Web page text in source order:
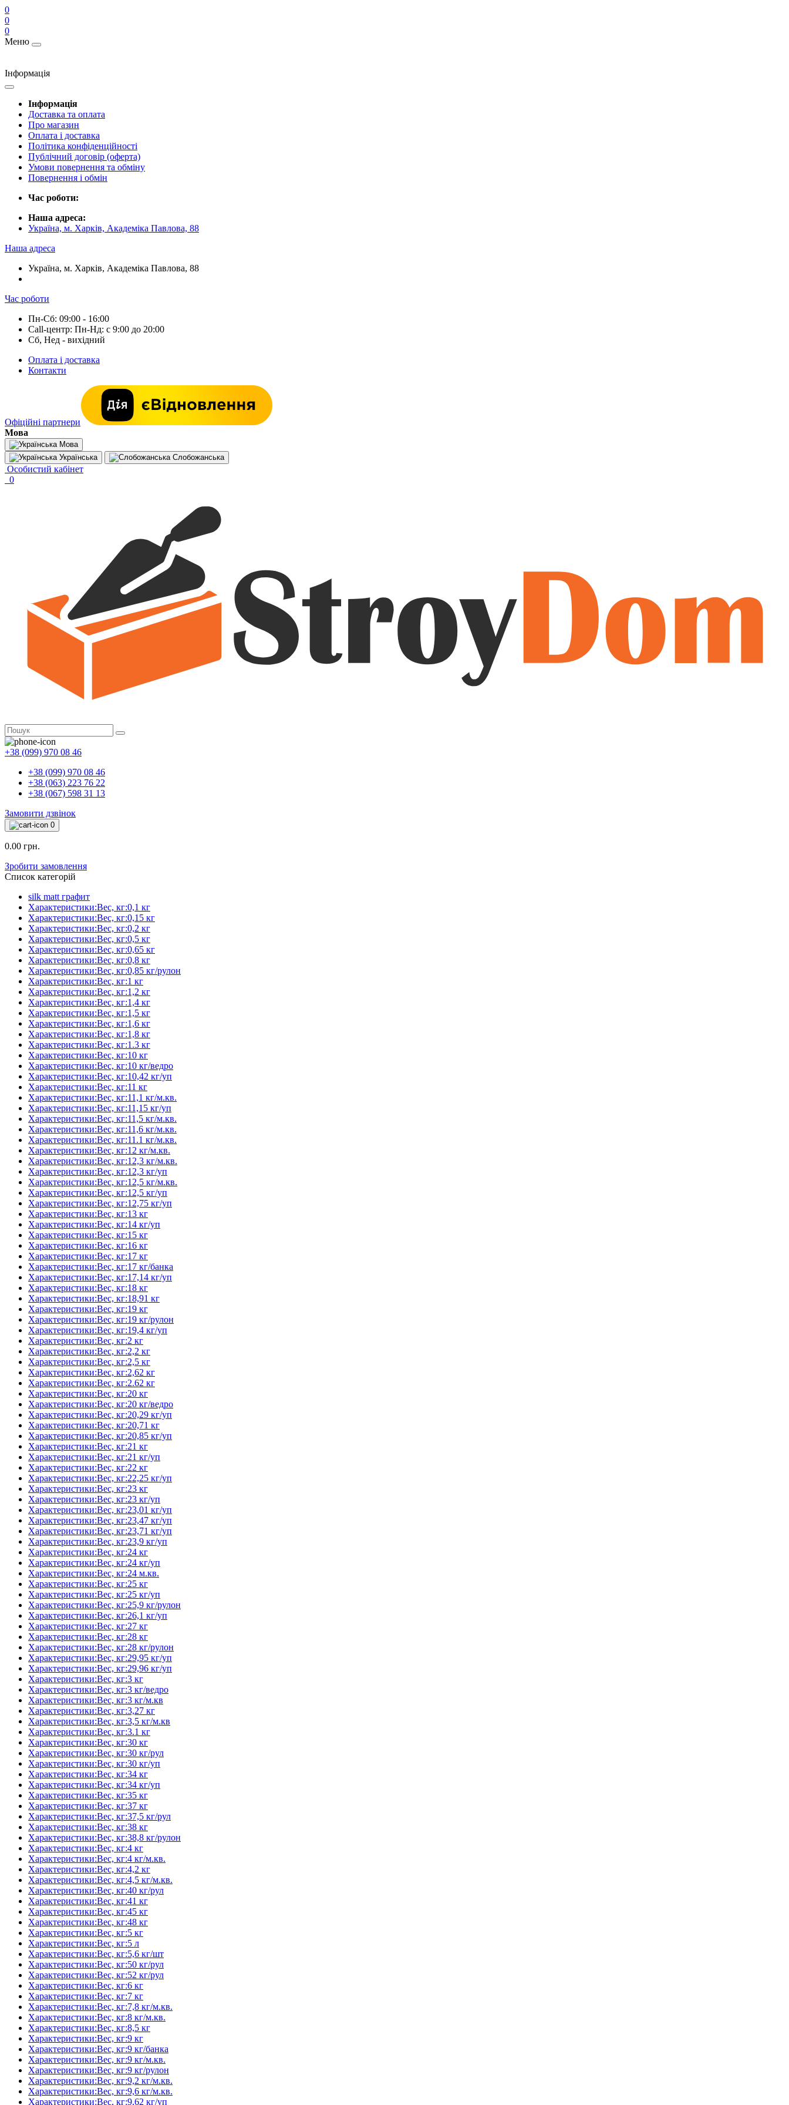
0
0
0
Меню
Інформація
Інформація
Доставка та оплата
Про магазин
Оплата і доставка
Політика конфіденційності
Публічний договір (оферта)
Умови повернення та обміну
Повернення і обмін
Час роботи:
Наша адреса:
Україна, м. Харків, Академіка Павлова, 88
Наша адреса
Україна, м. Харків, Академіка Павлова, 88
Час роботи
Пн-Сб: 09:00 - 16:00
Call-центр: Пн-Нд: с 9:00 до 20:00
Сб, Нед - вихідний
Оплата і доставка
Контакти
Офіційні партнери
Мова
Мова
Українська
Слобожанська
Особистий кабінет
0
+38 (099) 970 08 46
+38 (099) 970 08 46
+38 (063) 223 76 22
+38 (067) 598 31 13
Замовити дзвінок
0
0.00 грн.
Зробити замовлення
Список категорій
silk matt графит
Характеристики:Вес, кг:0,1 кг
Характеристики:Вес, кг:0,15 кг
Характеристики:Вес, кг:0,2 кг
Характеристики:Вес, кг:0,5 кг
Характеристики:Вес, кг:0,65 кг
Характеристики:Вес, кг:0,8 кг
Характеристики:Вес, кг:0,85 кг/рулон
Характеристики:Вес, кг:1 кг
Характеристики:Вес, кг:1,2 кг
Характеристики:Вес, кг:1,4 кг
Характеристики:Вес, кг:1,5 кг
Характеристики:Вес, кг:1,6 кг
Характеристики:Вес, кг:1,8 кг
Характеристики:Вес, кг:1.3 кг
Характеристики:Вес, кг:10 кг
Характеристики:Вес, кг:10 кг/ведро
Характеристики:Вес, кг:10,42 кг/уп
Характеристики:Вес, кг:11 кг
Характеристики:Вес, кг:11,1 кг/м.кв.
Характеристики:Вес, кг:11,15 кг/уп
Характеристики:Вес, кг:11,5 кг/м.кв.
Характеристики:Вес, кг:11,6 кг/м.кв.
Характеристики:Вес, кг:11.1 кг/м.кв.
Характеристики:Вес, кг:12 кг/м.кв.
Характеристики:Вес, кг:12,3 кг/м.кв.
Характеристики:Вес, кг:12,3 кг/уп
Характеристики:Вес, кг:12,5 кг/м.кв.
Характеристики:Вес, кг:12,5 кг/уп
Характеристики:Вес, кг:12,75 кг/уп
Характеристики:Вес, кг:13 кг
Характеристики:Вес, кг:14 кг/уп
Характеристики:Вес, кг:15 кг
Характеристики:Вес, кг:16 кг
Характеристики:Вес, кг:17 кг
Характеристики:Вес, кг:17 кг/банка
Характеристики:Вес, кг:17,14 кг/уп
Характеристики:Вес, кг:18 кг
Характеристики:Вес, кг:18,91 кг
Характеристики:Вес, кг:19 кг
Характеристики:Вес, кг:19 кг/рулон
Характеристики:Вес, кг:19,4 кг/уп
Характеристики:Вес, кг:2 кг
Характеристики:Вес, кг:2,2 кг
Характеристики:Вес, кг:2,5 кг
Характеристики:Вес, кг:2,62 кг
Характеристики:Вес, кг:2.62 кг
Характеристики:Вес, кг:20 кг
Характеристики:Вес, кг:20 кг/ведро
Характеристики:Вес, кг:20,29 кг/уп
Характеристики:Вес, кг:20,71 кг
Характеристики:Вес, кг:20,85 кг/уп
Характеристики:Вес, кг:21 кг
Характеристики:Вес, кг:21 кг/уп
Характеристики:Вес, кг:22 кг
Характеристики:Вес, кг:22,25 кг/уп
Характеристики:Вес, кг:23 кг
Характеристики:Вес, кг:23 кг/уп
Характеристики:Вес, кг:23,01 кг/уп
Характеристики:Вес, кг:23,47 кг/уп
Характеристики:Вес, кг:23,71 кг/уп
Характеристики:Вес, кг:23,9 кг/уп
Характеристики:Вес, кг:24 кг
Характеристики:Вес, кг:24 кг/уп
Характеристики:Вес, кг:24 м.кв.
Характеристики:Вес, кг:25 кг
Характеристики:Вес, кг:25 кг/уп
Характеристики:Вес, кг:25,9 кг/рулон
Характеристики:Вес, кг:26,1 кг/уп
Характеристики:Вес, кг:27 кг
Характеристики:Вес, кг:28 кг
Характеристики:Вес, кг:28 кг/рулон
Характеристики:Вес, кг:29,95 кг/уп
Характеристики:Вес, кг:29,96 кг/уп
Характеристики:Вес, кг:3 кг
Характеристики:Вес, кг:3 кг/ведро
Характеристики:Вес, кг:3 кг/м.кв
Характеристики:Вес, кг:3,27 кг
Характеристики:Вес, кг:3,5 кг/м.кв
Характеристики:Вес, кг:3.1 кг
Характеристики:Вес, кг:30 кг
Характеристики:Вес, кг:30 кг/рул
Характеристики:Вес, кг:30 кг/уп
Характеристики:Вес, кг:34 кг
Характеристики:Вес, кг:34 кг/уп
Характеристики:Вес, кг:35 кг
Характеристики:Вес, кг:37 кг
Характеристики:Вес, кг:37,5 кг/рул
Характеристики:Вес, кг:38 кг
Характеристики:Вес, кг:38,8 кг/рулон
Характеристики:Вес, кг:4 кг
Характеристики:Вес, кг:4 кг/м.кв.
Характеристики:Вес, кг:4,2 кг
Характеристики:Вес, кг:4,5 кг/м.кв.
Характеристики:Вес, кг:40 кг/рул
Характеристики:Вес, кг:41 кг
Характеристики:Вес, кг:45 кг
Характеристики:Вес, кг:48 кг
Характеристики:Вес, кг:5 кг
Характеристики:Вес, кг:5 л
Характеристики:Вес, кг:5,6 кг/шт
Характеристики:Вес, кг:50 кг/рул
Характеристики:Вес, кг:52 кг/рул
Характеристики:Вес, кг:6 кг
Характеристики:Вес, кг:7 кг
Характеристики:Вес, кг:7,8 кг/м.кв.
Характеристики:Вес, кг:8 кг/м.кв.
Характеристики:Вес, кг:8,5 кг
Характеристики:Вес, кг:9 кг
Характеристики:Вес, кг:9 кг/банка
Характеристики:Вес, кг:9 кг/м.кв.
Характеристики:Вес, кг:9 кг/рулон
Характеристики:Вес, кг:9,2 кг/м.кв.
Характеристики:Вес, кг:9,6 кг/м.кв.
Характеристики:Вес, кг:9,62 кг/уп